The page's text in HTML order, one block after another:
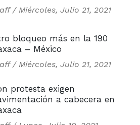
/ Miércoles, Julio 21, 2021
bloqueo más en la 190
– México
/ Miércoles, Julio 21, 2021
protesta exigen
a cabecera en